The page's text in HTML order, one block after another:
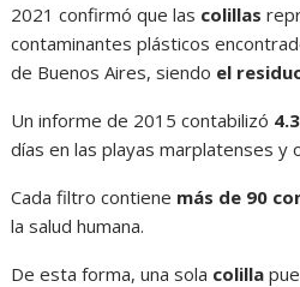
2021 confirmó que las colillas
contaminantes plásticos
de Buenos Aires, siendo el
Un informe de 2015 contabilizó
días en las playas marplatenses y
Cada filtro contiene más de 90
la salud humana.
De esta forma, una sola colilla